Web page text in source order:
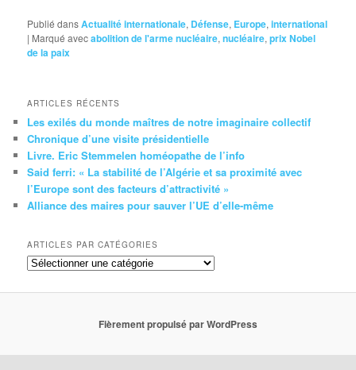
Publié dansActualité internationale, Défense, Europe,international
| Marqué avecabolition de l'arme nucléaire,nucléaire,prix Nobel
de la paix
ARTICLES RÉCENTS
Les exilés du monde maîtres de notre imaginaire collectif
Chronique d’une visite présidentielle
Livre. Eric Stemmelen homéopathe de l’info
Said ferri: « La stabilité de l’Algérie et sa proximité avec
l’Europe sont des facteurs d’attractivité »
Alliance des maires pour sauver l’UE d’elle-même
ARTICLES PAR CATÉGORIES
Articles
catégories
Fièrement propulsé par WordPress